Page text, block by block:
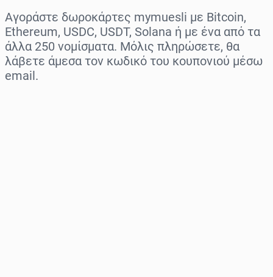
Αγοράστε δωροκάρτες mymuesli με Bitcoin,
Ethereum, USDC, USDT, Solana ή με ένα από τα
άλλα 250 νομίσματα. Μόλις πληρώσετε, θα
λάβετε άμεσα τον κωδικό του κουπονιού μέσω
email.